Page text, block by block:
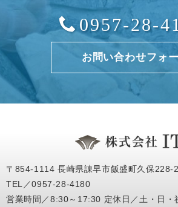
0957-28-
お問い合わせフォ
〒854-1114 長崎県諌早市飯盛町久保228-2
TEL／0957-28-4180
営業時間／8:30～17:30 定休日／土・日・